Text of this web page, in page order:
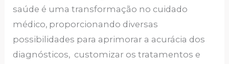
saúde é uma transformação no cuidado
médico, proporcionando diversas
possibilidades para aprimorar a acurácia dos
diagnósticos, customizar os tratamentos e